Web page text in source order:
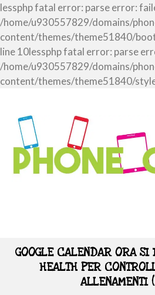
lessphp fatal error: parse error:
/home/u930557829/domains/
content/themes/theme51840/
line 10lessphp fatal error: parse
/home/u930557829/domains/
content/themes/theme51840/
GOOGLE CALENDAR ORA SI
HEALTH PER
ALLENAMENTI